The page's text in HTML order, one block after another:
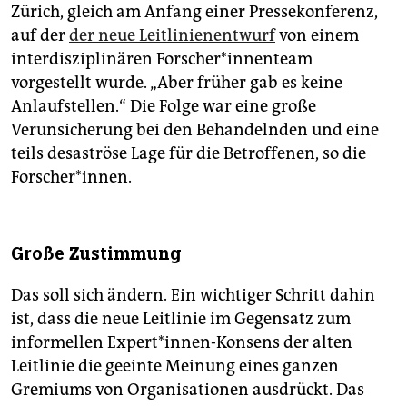
Zürich, gleich am Anfang einer Pressekonferenz,
auf derder neue Leitlinienentwurfvon einem
interdisziplinären For­sche­r*in­nen­team
vorgestellt wurde. „Aber früher gab es keine
Anlaufstellen.“ Die Folge war eine große
Verunsicherung bei den Behandelnden und eine
teils desaströse Lage für die Betroffenen, so die
Forscher*innen.
Große Zustimmung
Das soll sich ändern. Ein wichtiger Schritt dahin
ist, dass die neue Leitlinie im Gegensatz zum
informellen Expert*innen-Konsens der alten
Leitlinie die geeinte Meinung eines ganzen
Gremiums von Organisationen ausdrückt. Das